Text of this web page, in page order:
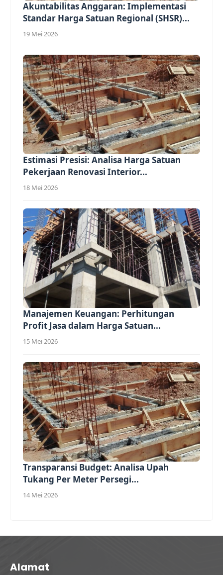
Akuntabilitas Anggaran: Implementasi
Standar Harga Satuan Regional (SHSR)...
19 Mei 2026
Estimasi Presisi: Analisa Harga Satuan
Pekerjaan Renovasi Interior...
18 Mei 2026
Manajemen Keuangan: Perhitungan
Profit Jasa dalam Harga Satuan...
15 Mei 2026
Transparansi Budget: Analisa Upah
Tukang Per Meter Persegi...
14 Mei 2026
Alamat